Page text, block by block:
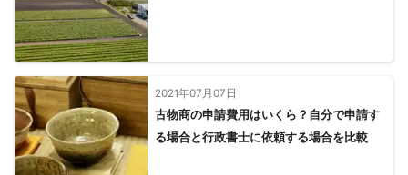
2021年07月07日
古物商の申請費用はいくら？自分で申請す
る場合と行政書士に依頼する場合を比較